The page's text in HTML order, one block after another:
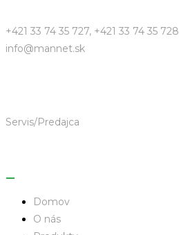
+421 33 74 35 727, +421 33 74 35 728
info@mannet.sk
Servis/Predajca
Domov
O nás